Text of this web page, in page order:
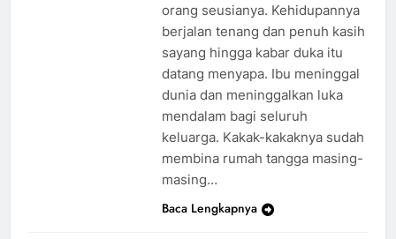
orang seusianya. Kehidupannya
berjalan tenang dan penuh kasih
sayang hingga kabar duka itu
datang menyapa. Ibu meninggal
dunia dan meninggalkan luka
mendalam bagi seluruh
keluarga. Kakak-kakaknya sudah
membina rumah tangga masing-
masing…
Baca Lengkapnya